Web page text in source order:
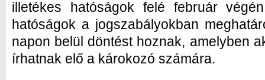
illetékes hatóságok felé február
hatóságok a jogszabályokban
napon belül döntést hoznak, amelyben
írhatnak elő a károkozó számára.